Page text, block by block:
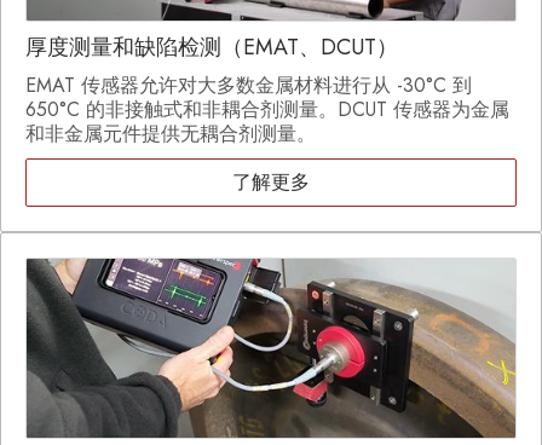
厚度测量和缺陷检测（EMAT、DCUT）
EMAT 传感器允许对大多数金属材料进行从 -30°C 到
650°C 的非接触式和非耦合剂测量。DCUT 传感器为金属
和非金属元件提供无耦合剂测量。
了解更多